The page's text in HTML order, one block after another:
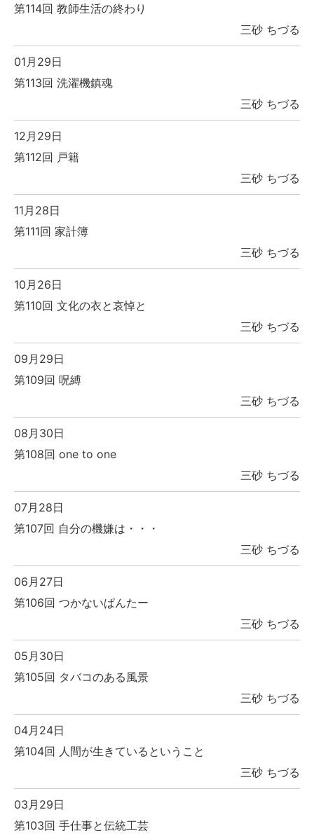
第114回 教師生活の終わり
三砂 ちづる
01月29日
第113回 洗濯機鎮魂
三砂 ちづる
12月29日
第112回 戸籍
三砂 ちづる
11月28日
第111回 家計簿
三砂 ちづる
10月26日
第110回 文化の衣と哀悼と
三砂 ちづる
09月29日
第109回 呪縛
三砂 ちづる
08月30日
第108回 one to one
三砂 ちづる
07月28日
第107回 自分の機嫌は・・・
三砂 ちづる
06月27日
第106回 つかないぱんたー
三砂 ちづる
05月30日
第105回 タバコのある風景
三砂 ちづる
04月24日
第104回 人間が生きているということ
三砂 ちづる
03月29日
第103回 手仕事と伝統工芸